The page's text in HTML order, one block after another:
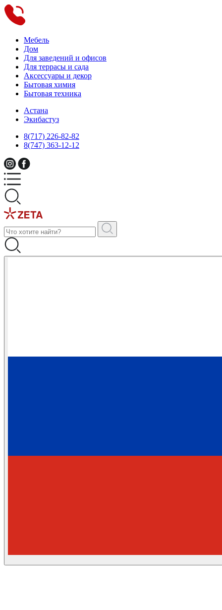
Мебель
Дом
Для заведений и офисов
Для террасы и сада
Аксессуары и декор
Бытовая химия
Бытовая техника
Астана
Экибастуз
8(717) 226-82-82
8(747) 363-12-12